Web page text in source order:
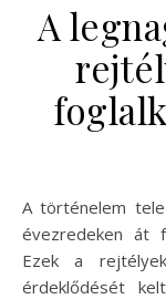
A
A történelem tele van megoldatlan rejtélyekkel, amelyek
évezredeken át
Ezek a
érdeklődését